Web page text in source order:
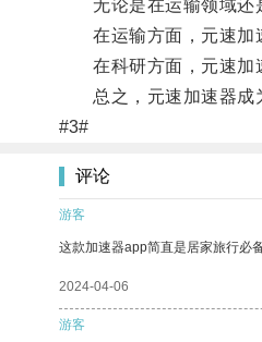
无论是在运输领域还是
在运输方面，元速加速
在科研方面，元速加速
总之，元速加速器成为
#3#
评论
游客
这款加速器app简直是居家旅行必
2024-04-06
游客